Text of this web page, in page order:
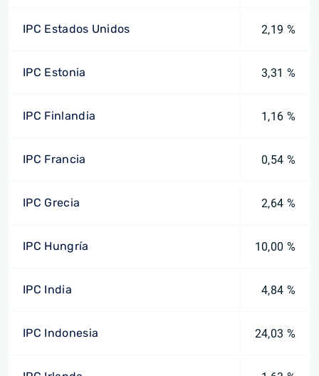
IPC Estados Unidos 2,19 %
IPC Estonia 3,31 %
IPC Finlandia 1,16 %
IPC Francia 0,54 %
IPC Grecia 2,64 %
IPC Hungría 10,00 %
IPC India 4,84 %
IPC Indonesia 24,03 %